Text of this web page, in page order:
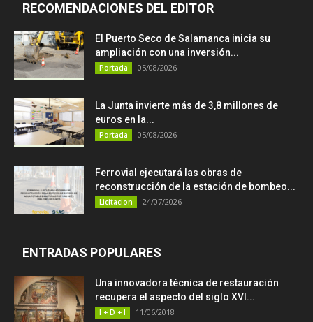
RECOMENDACIONES DEL EDITOR
El Puerto Seco de Salamanca inicia su
ampliación con una inversión...
Portada 05/08/2026
La Junta invierte más de 3,8 millones de
euros en la...
Portada 05/08/2026
Ferrovial ejecutará las obras de
reconstrucción de la estación de bombeo...
Licitacion 24/07/2026
ENTRADAS POPULARES
Una innovadora técnica de restauración
recupera el aspecto del siglo XVI...
I + D + I 11/06/2018